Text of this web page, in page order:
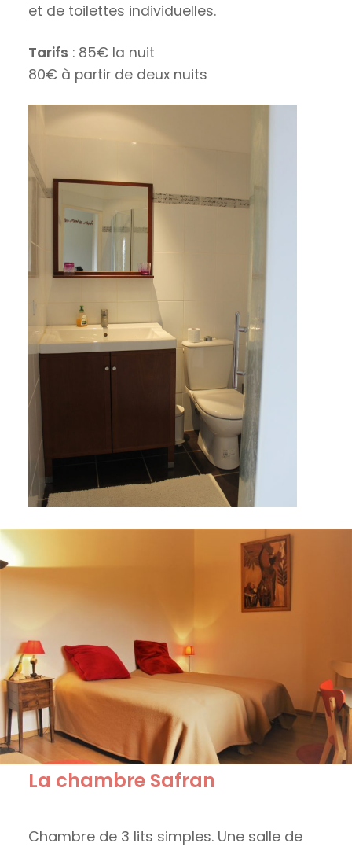
et de toilettes individuelles.
Tarifs : 85€ la nuit
80€ à partir de deux nuits
La chambre Safran
Chambre de 3 lits simples. Une salle de